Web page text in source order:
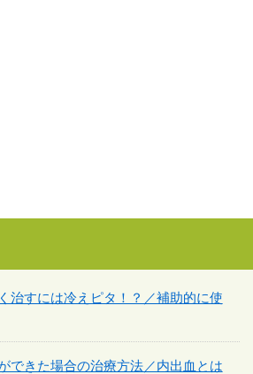
治すには冷えピタ！？／補助的に使
できた場合の治療方法／内出血とは